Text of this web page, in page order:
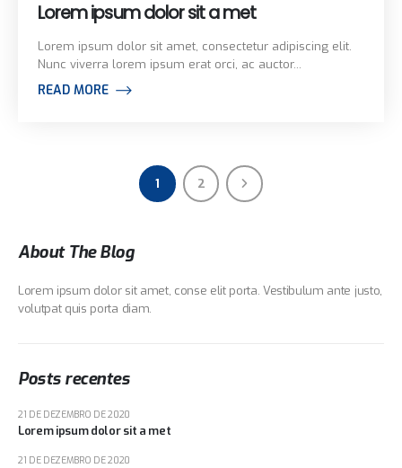
Lorem ipsum dolor sit a met
Lorem ipsum dolor sit amet, consectetur adipiscing elit.
Nunc viverra lorem ipsum erat orci, ac auctor...
READ MORE
1 2
About The Blog
Lorem ipsum dolor sit amet, conse elit porta. Vestibulum ante justo,
volutpat quis porta diam.
Posts recentes
Lorem ipsum dolor sit a met
21 DE DEZEMBRO DE 2020
21 DE DEZEMBRO DE 2020